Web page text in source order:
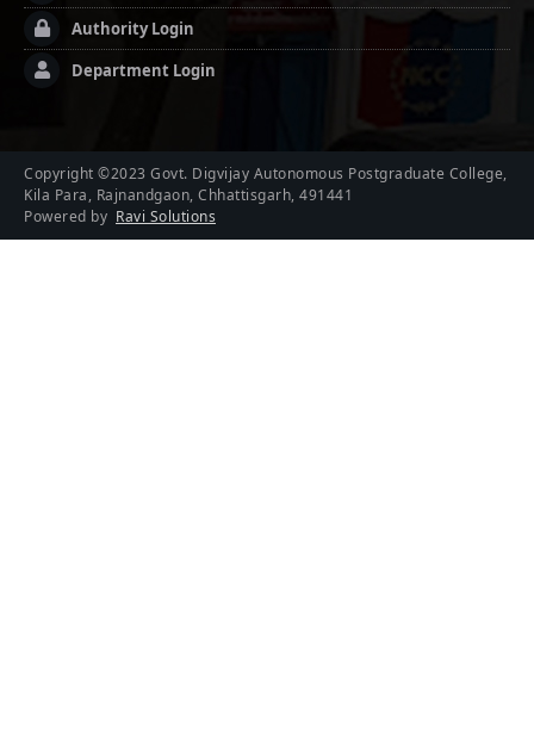
Authority Login
Department Login
Copyright ©2023 Govt. Digvijay Autonomous Postgraduate College,
Kila Para, Rajnandgaon, Chhattisgarh, 491441
Powered by Ravi Solutions